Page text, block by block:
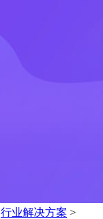
行业解决方案 >